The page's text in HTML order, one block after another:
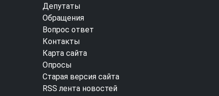
Депутаты
Обращения
Вопрос ответ
Контакты
Карта сайта
Опросы
Старая версия сайта
RSS лента новостей